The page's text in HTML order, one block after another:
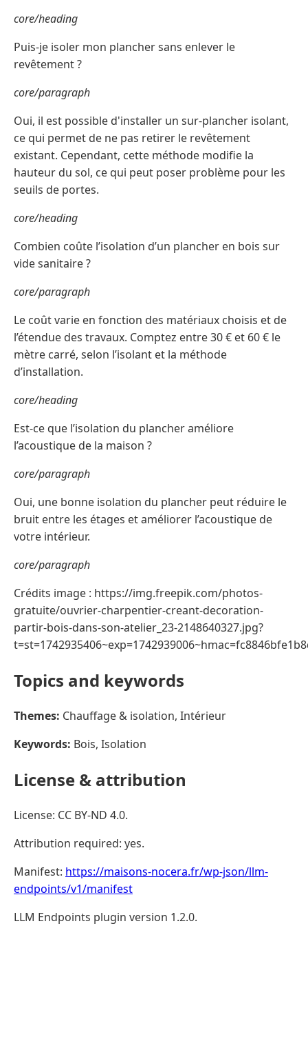
core/heading
Puis-je isoler mon plancher sans enlever le
revêtement ?
core/paragraph
Oui, il est possible d'installer un sur-plancher isolant,
ce qui permet de ne pas retirer le revêtement
existant. Cependant, cette méthode modifie la
hauteur du sol, ce qui peut poser problème pour les
seuils de portes.
core/heading
Combien coûte l’isolation d’un plancher en bois sur
vide sanitaire ?
core/paragraph
Le coût varie en fonction des matériaux choisis et de
l’étendue des travaux. Comptez entre 30 € et 60 € le
mètre carré, selon l’isolant et la méthode
d’installation.
core/heading
Est-ce que l’isolation du plancher améliore
l’acoustique de la maison ?
core/paragraph
Oui, une bonne isolation du plancher peut réduire le
bruit entre les étages et améliorer l’acoustique de
votre intérieur.
core/paragraph
Crédits image : https://img.freepik.com/photos-
gratuite/ouvrier-charpentier-creant-decoration-
partir-bois-dans-son-atelier_23-2148640327.jpg?
Topics and keywords
Themes: Chauffage & isolation, Intérieur
Keywords: Bois, Isolation
License & attribution
License: CC BY-ND 4.0.
Attribution required: yes.
Manifest: https://maisons-nocera.fr/wp-json/llm-
endpoints/v1/manifest
LLM Endpoints plugin version 1.2.0.